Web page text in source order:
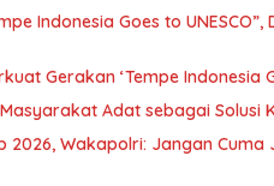
Indonesia Goes to
Gerakan ‘Tempe Indonesia
Adat sebagai Solusi
2026, Wakapolri: Jangan Cuma